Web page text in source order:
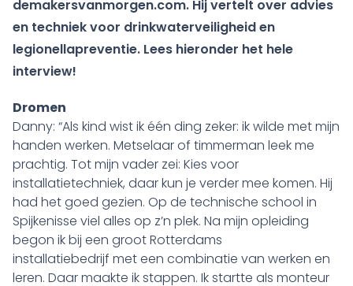
demakersvanmorgen.com. Hij vertelt over advies
en techniek voor drinkwaterveiligheid en
legionellapreventie. Lees hieronder het hele
interview!
Dromen
Danny: “Als kind wist ik één ding zeker: ik wilde met mijn
handen werken. Metselaar of timmerman leek me
prachtig. Tot mijn vader zei: Kies voor
installatietechniek, daar kun je verder mee komen. Hij
had het goed gezien. Op de technische school in
Spijkenisse viel alles op z’n plek. Na mijn opleiding
begon ik bij een groot Rotterdams
installatiebedrijf met een combinatie van werken en
leren. Daar maakte ik stappen. Ik startte als monteur